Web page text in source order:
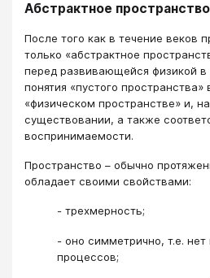
Абстрактное пространство
После того как в течение веков
только «абстрактное
перед развивающейся физикой в
понятия «пустого пространства»
«физическом пространстве» и,
существовании, а также
воспринимаемости.
Пространство – обычно
обладает своими свойствами:
- трехмерность;
- оно симметрично, т.е.
процессов;